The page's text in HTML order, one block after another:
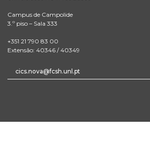
Campus de Campolide
3.º piso – Sala 333
+351 21 790 83 00
Extensão: 40346 / 40349
cics.nova@fcsh.unl.pt